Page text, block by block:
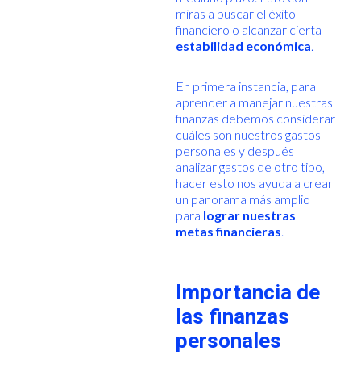
miras a buscar el éxito
financiero o alcanzar cierta
estabilidad económica.
En primera instancia, para
aprender a manejar nuestras
finanzas debemos considerar
cuáles son nuestros gastos
personales y después
analizar gastos de otro tipo,
hacer esto nos ayuda a crear
un panorama más amplio
para lograr nuestras
metas financieras.
Importancia de
las finanzas
personales